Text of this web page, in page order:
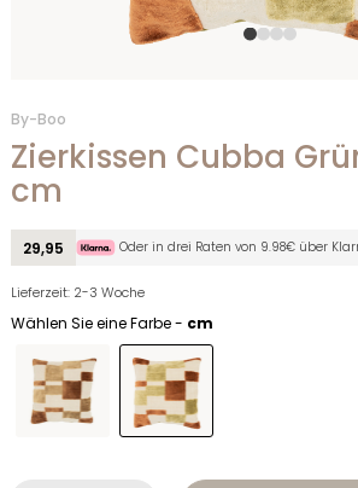
By-Boo
Zierkissen Cubba
cm
29,95 Oder in drei Raten von 9.98€ über
Lieferzeit: 2-3 Woche
Wählen Sie eine Farbe - cm